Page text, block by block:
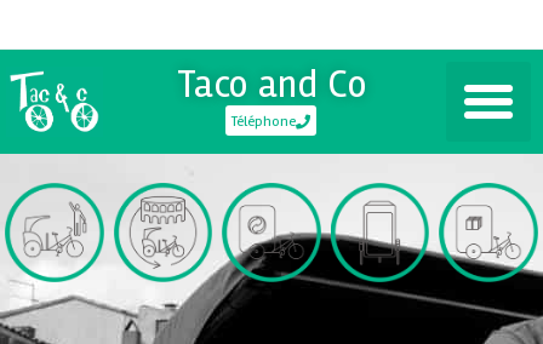
Taco and Co
Téléphone